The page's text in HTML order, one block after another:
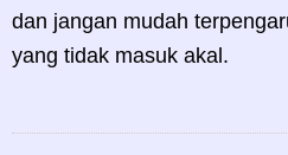
dan jangan mudah
yang tidak masuk akal.